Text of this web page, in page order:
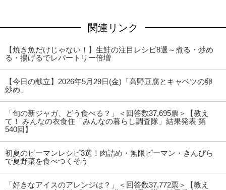
関連リンク
【焼き魚だけじゃない！】生鮭の注目レシピ8選～煮る・炒め
る・揚げるでレパートリー倍増
【今日の献立】2026年5月29日(金)「高野豆腐とキャベツの卵
炒め」
「旬の新ジャガ、どう食べる？」＜回答数37,695票＞【教え
て！ みんなの衣食住「みんなの暮らし調査隊」結果発表 第
540回】
初夏のピーマンレシピ3選！肉詰め・無限ピーマン・きんぴら
で夏野菜を食べつくそう
「好きなアイスのアレンジは？」＜回答数37,772票＞【教え